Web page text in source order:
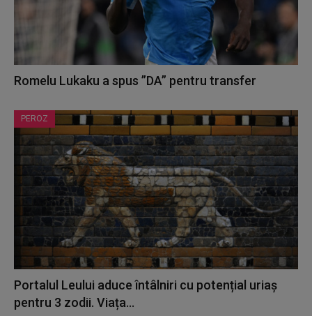
Romelu Lukaku a spus ”DA” pentru transfer
PEROZ
Portalul Leului aduce întâlniri cu potențial uriaș
pentru 3 zodii. Viața...